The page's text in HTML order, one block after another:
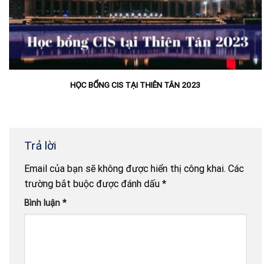
HỌC BỔNG CIS TẠI THIÊN TÂN 2023
Trả lời
Email của bạn sẽ không được hiển thị công khai. Các
trường bắt buộc được đánh dấu *
Bình luận *